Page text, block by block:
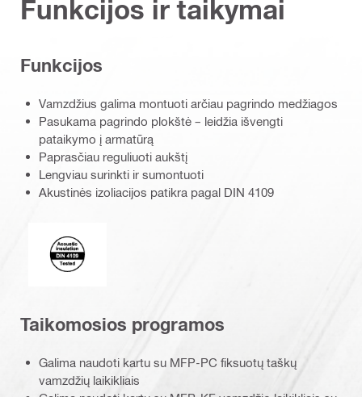
Funkcijos ir taikymai
Funkcijos
Vamzdžius galima montuoti arčiau pagrindo medžiagos
Pasukama pagrindo plokštė – leidžia išvengti
pataikymo į armatūrą
Paprasčiau reguliuoti aukštį
Lengviau surinkti ir sumontuoti
Akustinės izoliacijos patikra pagal DIN 4109
Acoustic_insulation_4109_EN.eps (51749)
Taikomosios programos
Galima naudoti kartu su MFP-PC fiksuotų taškų
vamzdžių laikikliais